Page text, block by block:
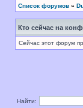
Список форумов »
Кто сейчас на
Сейчас этот форум
Найти: